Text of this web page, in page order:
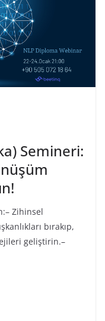
Semineri:
Zihinsel
bırakıp,
geliştirin.–